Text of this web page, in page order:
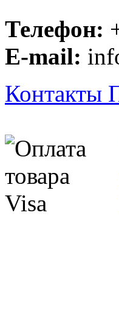
Телефон:
E-mail:
Контакты